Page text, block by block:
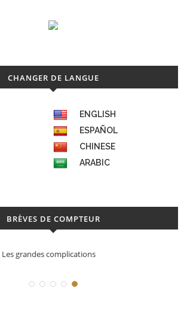
CHANGER DE LANGUE
ENGLISH
ESPAÑOL
CHINESE
ARABIC
BRÈVES DE COMPTEUR
Déconstruction Parmigiani Fleurier